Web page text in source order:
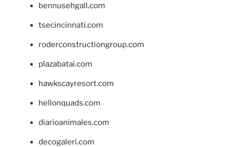
bennusehgall.com
tsecincinnati.com
roderconstructiongroup.com
plazabatai.com
hawkscayresort.com
hellonquads.com
diarioanimales.com
decogaleri.com